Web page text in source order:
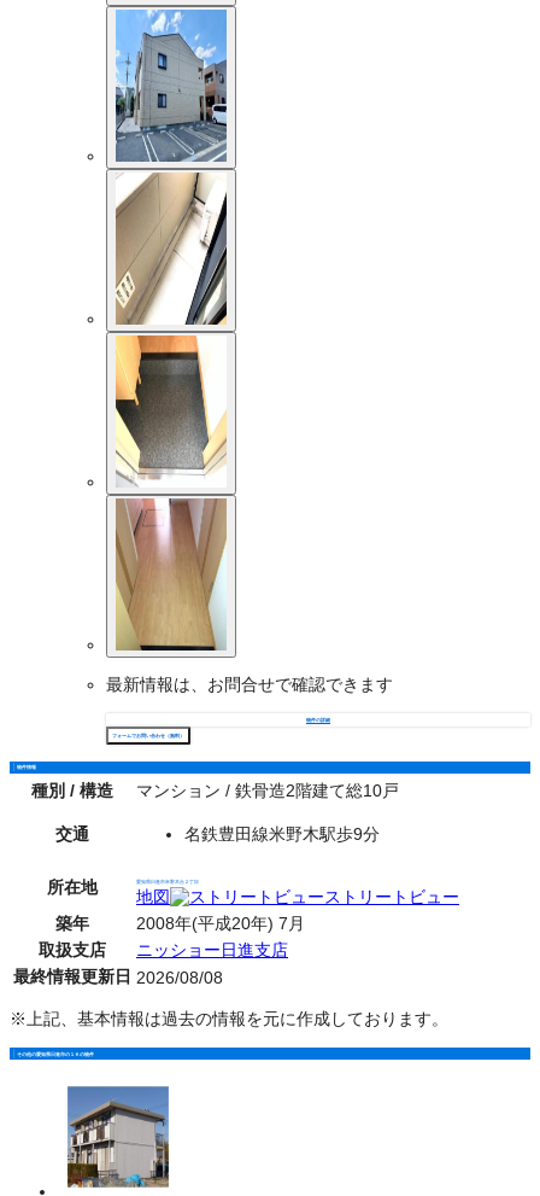
最新情報は、お問合せで確認できます
物件の詳細
フォームでお問い合わせ（無料）
物件情報
種別 / 構造 マンション / 鉄骨造2階建て総10戸
交通 名鉄豊田線米野木駅歩9分
所在地 愛知県日進市米野木台２丁目
地図
ストリートビュー
築年
2008年(平成20年) 7月
取扱支店
ニッショー日進支店
最終情報更新日 2026/08/08
※上記、基本情報は過去の情報を元に作成しております。
その他の愛知県日進市の１Ｋの物件